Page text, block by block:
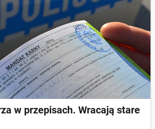
w przepisach. Wracają stare